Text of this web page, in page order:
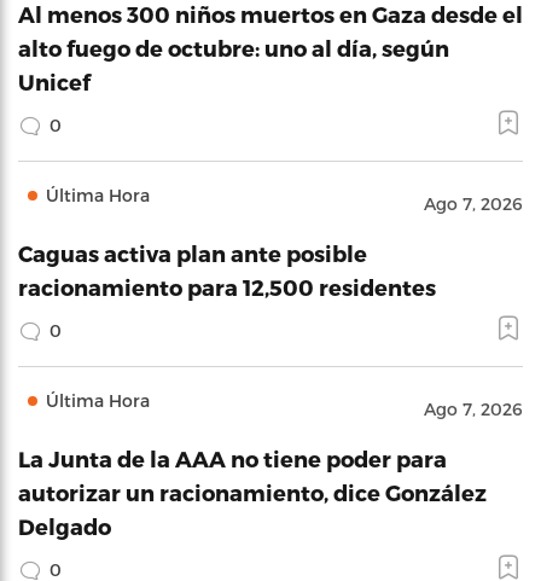
Al menos 300 niños muertos en Gaza desde el
alto fuego de octubre: uno al día, según
Unicef
0
Última Hora Ago 7, 2026
Caguas activa plan ante posible
racionamiento para 12,500 residentes
0
Última Hora Ago 7, 2026
La Junta de la AAA no tiene poder para
autorizar un racionamiento, dice González
Delgado
0